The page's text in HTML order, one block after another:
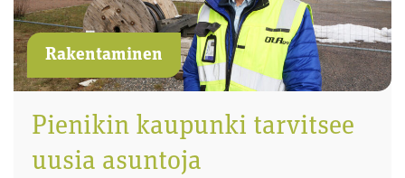
Rakentaminen
Pienikin kaupunki tarvitsee
uusia asuntoja